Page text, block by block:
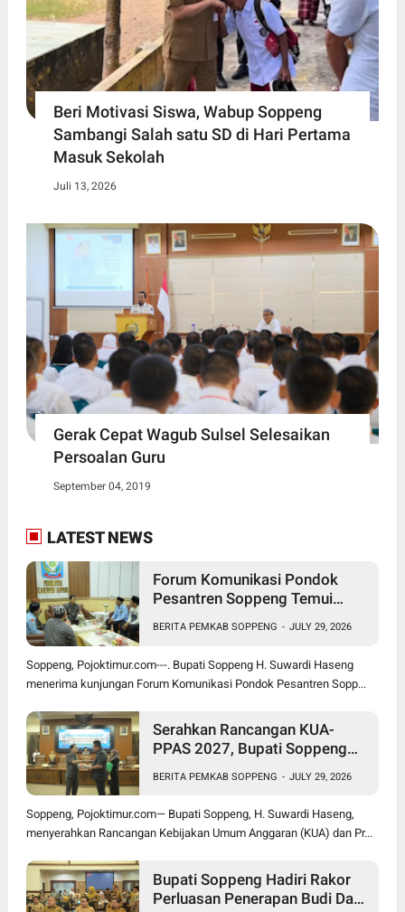
Beri Motivasi Siswa, Wabup Soppeng
Sambangi Salah satu SD di Hari Pertama
Masuk Sekolah
Juli 13, 2026
Gerak Cepat Wagub Sulsel Selesaikan
Persoalan Guru
September 04, 2019
LATEST NEWS
Forum Komunikasi Pondok
Pesantren Soppeng Temui
BERITA PEMKAB SOPPENG - JULY 29, 2026
Soppeng, Pojoktimur.com---. Bupati Soppeng H. Suwardi Haseng
menerima kunjungan Forum Komunikasi Pondok Pesantren Sopp...
Serahkan Rancangan KUA-
PPAS 2027, Bupati Soppeng
Tengah Tekanan Fiskal
BERITA PEMKAB SOPPENG - JULY 29, 2026
Soppeng, Pojoktimur.com— Bupati Soppeng, H. Suwardi Haseng,
menyerahkan Rancangan Kebijakan Umum Anggaran (KUA) dan Pr...
Bupati Soppeng Hadiri Rakor
Perluasan Penerapan Budi Daya